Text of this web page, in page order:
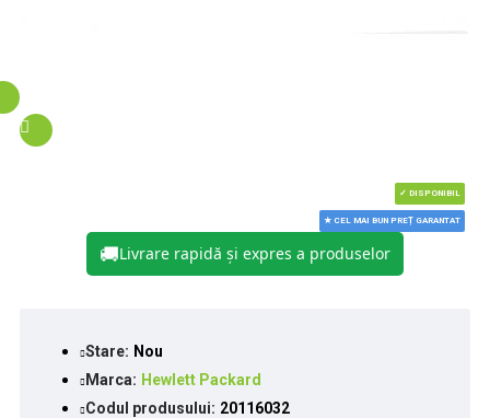
✓ DISPONIBIL
★ CEL MAI BUN PREȚ GARANTAT
🚚Livrare rapidă și expres a produselor
Stare: Nou
Marca: Hewlett Packard
Codul produsului: 20116032